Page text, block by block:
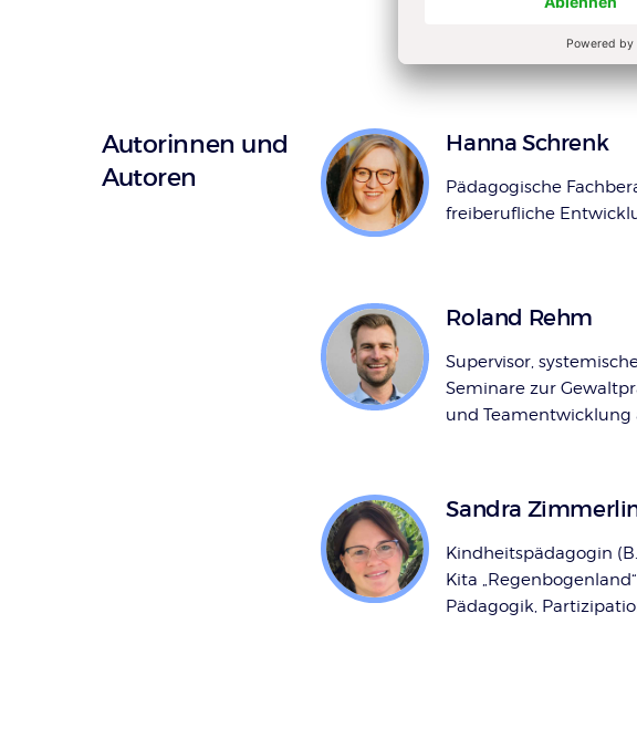
Autorinnen und
Autoren
Hanna Schrenk
Pädagogische
freiberufliche
Roland Rehm
Supervisor,
Seminare zur
und Teamentwicklung
Sandra
Kindheitspädagogin
Kita
Pädagogik,